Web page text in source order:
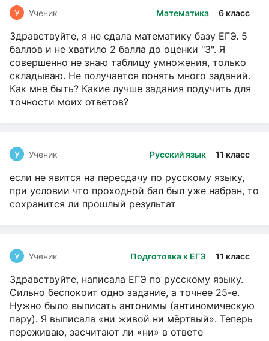
Математика 6 класс
У Ученик
Здравствуйте, я не сдала математику базу ЕГЭ. 5
баллов и не хватило 2 балла до оценки "3". Я
совершенно не знаю таблицу умножения, только
складываю. Не получается понять много заданий.
Как мне быть? Какие лучше задания подучить для
точности моих ответов?
Русский язык 11 класс
У Ученик
если не явится на пересдачу по русскому языку,
при условии что проходной бал был уже набран, то
сохранится ли прошлый результат
Подготовка к ЕГЭ 11 класс
У Ученик
Здравствуйте, написала ЕГЭ по русскому языку.
Сильно беспокоит одно задание, а точнее 25-е.
Нужно было выписать антонимы (антиномическую
пару). Я выписала «ни живой ни мёртвый». Теперь
переживаю, засчитают ли «ни» в ответе